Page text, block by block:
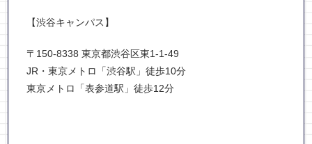
【渋谷キャンパス】
〒150-8338 東京都渋谷区東1-1-49
JR・東京メトロ「渋谷駅」徒歩10分
東京メトロ「表参道駅」徒歩12分